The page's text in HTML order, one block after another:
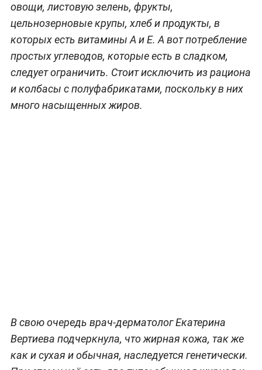
овощи, листовую зелень, фрукты,
цельнозерновые крупы, хлеб и продукты, в
которых есть витамины А и Е. А вот потребление
простых углеводов, которые есть в сладком,
следует ограничить. Стоит исключить из рациона
и колбасы с полуфабрикатами, поскольку в них
много насыщенных жиров.
В свою очередь врач-дерматолог Екатерина
Вертиева подчеркнула, что жирная кожа, так же
как и сухая и обычная, наследуется генетически.